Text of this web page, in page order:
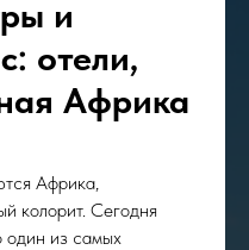
и
отели,
Африка
Африка,
колорит. Сегодня
один из самых